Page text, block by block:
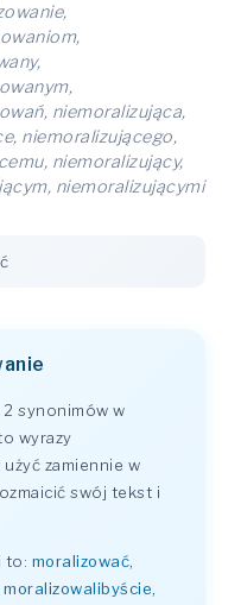
niemoralizująca,
niemoralizującego,
niemoralizujący,
niemoralizującymi
2 synonimów w
wyrazy
zamiennie w
swój tekst i
to: moralizować,